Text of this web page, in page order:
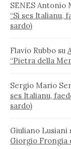
SENES Antonio
“Si ses Italianu,
sardo)
Flavio Rubbo su
“Pietra della
Sergio Mario
ses Italianu,
sardo)
Giuliano Lusiani
Giorgio Frongia